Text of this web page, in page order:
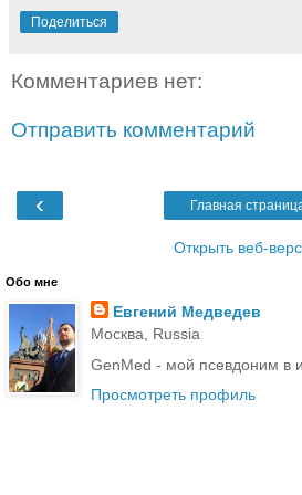
Поделиться
Комментариев нет:
Отправить комментарий
‹ Главная
Открыть веб-
Обо мне
Евгений Медведев
Москва, Russia
GenMed - мой псевдоним в
Просмотреть профиль